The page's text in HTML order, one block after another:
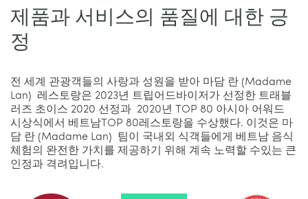
제품과 서비스의 품질에 대한 긍
정
전 세계 관광객들의 사랑과 성원을 받아 마담 란 (Madame
Lan) 레스토랑은 2023년 트립어드바이저가 선정한 트래블
러즈 초이스 2020 선정과 2020년 TOP 80 아시아 어워드
시상식에서 베트남TOP 80레스토랑을 수상했다. 이것은 마
담 란 (Madame Lan) 팀이 국내외 식객들에게 베트남 음식
체험의 완전한 가치를 제공하기 위해 계속 노력할 수있는 큰
인정과 격려입니다.